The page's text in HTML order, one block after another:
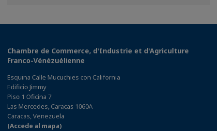
Chambre de Commerce, d'Industrie et d'Agriculture
Franco-Vénézuélienne
Esquina Calle Mucuchies con California
Edificio Jimmy
Piso 1 Oficina 7
Las Mercedes, Caracas 1060A
Caracas, Venezuela
(Accede al mapa)